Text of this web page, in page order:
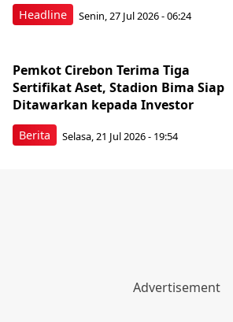
Headline Senin, 27 Jul 2026 - 06:24
Berita
Pemkot Cirebon Terima Tiga
Sertifikat Aset, Stadion Bima Siap
Ditawarkan kepada Investor
Selasa, 21 Jul 2026 - 19:54